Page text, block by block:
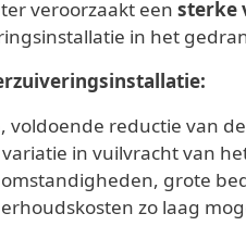
veroorzaakt een sterke
in het
voldoende reductie van
in vuilvracht van
grote
zo laag